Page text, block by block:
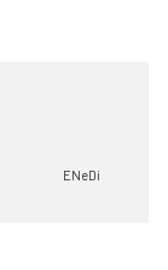
ENeDi